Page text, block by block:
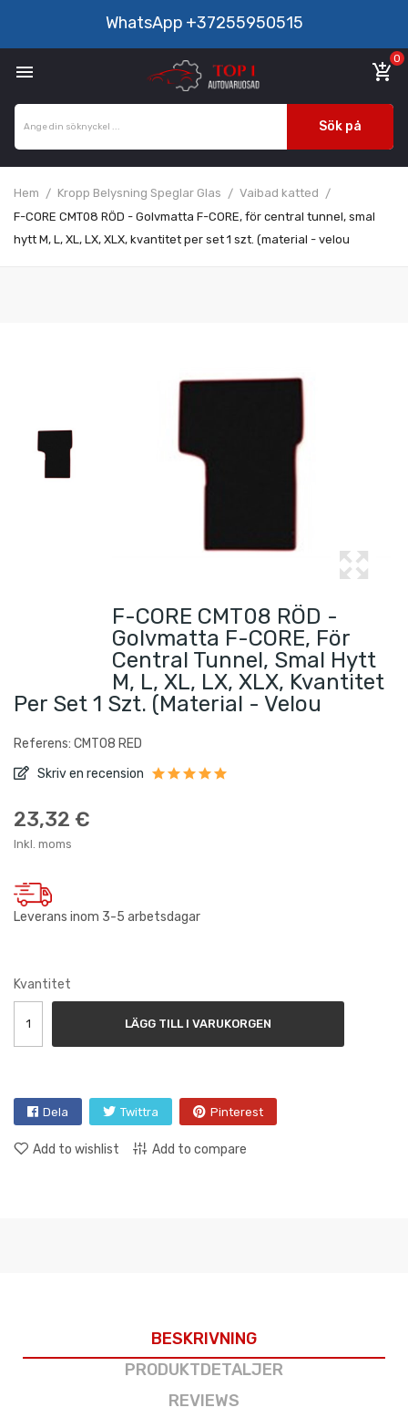
WhatsApp +37255950515
 add_shopping_cart
0
Sök på
Hem Kropp Belysning Speglar Glas
Vaibad katted
F-CORE CMT08 RÖD - Golvmatta F-CORE, för central tunnel, smal
hytt M, L, XL, LX, XLX, kvantitet per set 1 szt. (material - velou
F-CORE CMT08 RÖD -
Golvmatta F-CORE, För
Central Tunnel, Smal Hytt
M, L, XL, LX, XLX, Kvantitet
Per Set 1 Szt. (material - Velou
Referens: CMT08 RED
Skriv en recension
23,32 €
Inkl. moms
Leverans inom 3-5 arbetsdagar
Kvantitet
LÄGG TILL I VARUKORGEN
Dela Twittra Pinterest
Add to wishlist Add to compare
BESKRIVNING
PRODUKTDETALJER
REVIEWS